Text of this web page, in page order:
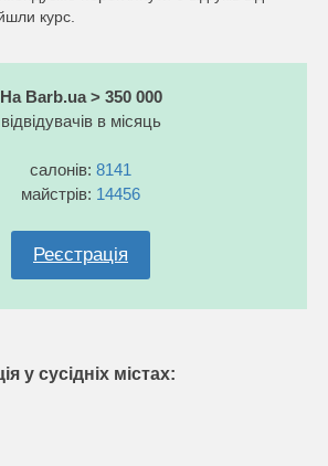
курс.
На Barb.ua > 350 000
відвідувачів в місяць
салонів: 8141
майстрів: 14456
Реєстрація
у сусідніх містах: